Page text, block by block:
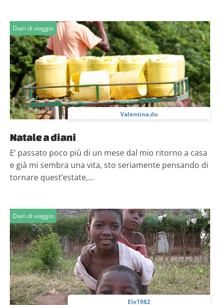
Diari di viaggio
Valentina.do
Natale a diani
E’ passato poco più di un mese dal mio ritorno a casa
e già mi sembra una vita, sto seriamente pensando di
tornare quest’estate,...
Diari di viaggio
Ele1982